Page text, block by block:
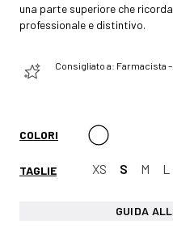
una parte superiore che
professionale e distintivo.
Consigliato a: Farmacista
COLORI
TAGLIE XS S M L
GUIDA